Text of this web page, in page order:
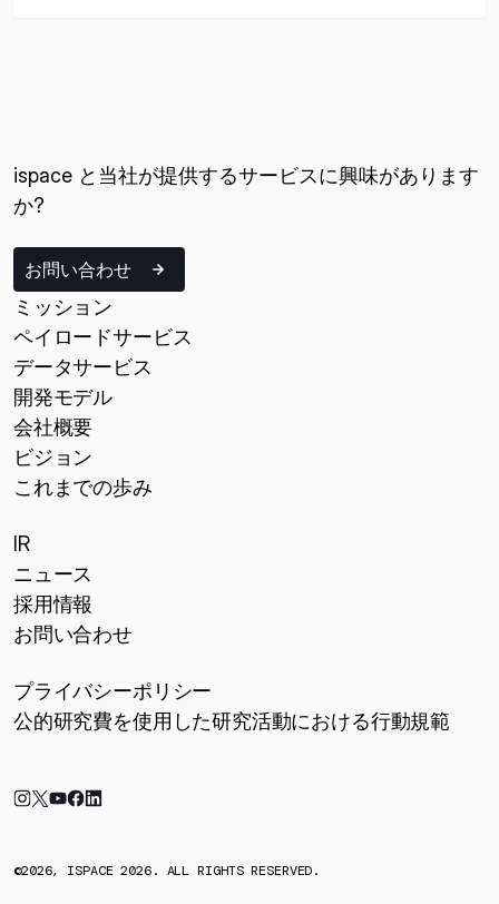
ispace と当社が提供するサービスに興味があります
か?
お問い合わせ
ミッション
ペイロードサービス
データサービス
開発モデル
会社概要
ビジョン
これまでの歩み
IR
ニュース
採用情報
お問い合わせ
プライバシーポリシー
公的研究費を使用した研究活動における行動規範
©2026, ISPACE 2026. ALL RIGHTS RESERVED.